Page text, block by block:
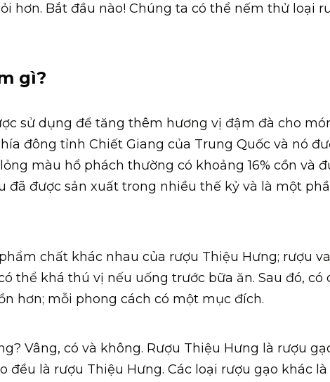
hơn. Bắt đầu nào! Chúng ta có thể nếm thử loại
gì?
sử dụng để tăng thêm hương vị đậm đà cho
đông tỉnh Chiết Giang của Trung Quốc và nó
màu hổ phách thường có khoảng 16% cồn và
đã được sản xuất trong nhiều thế kỷ và là một
chất khác nhau của rượu Thiệu Hưng; rượu
thể khá thú vị nếu uống trước bữa ăn. Sau đó, có
hơn; mỗi phong cách có một mục đích.
Vâng, có và không. Rượu Thiệu Hưng là rượu
là rượu Thiệu Hưng. Các loại rượu gạo khác là